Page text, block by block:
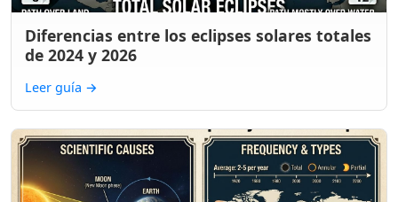
Diferencias entre los eclipses solares totales
de 2024 y 2026
Leer guía →